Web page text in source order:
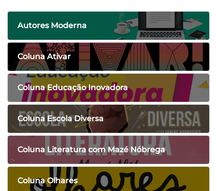
Autores Moderna
Coluna Ativar
Coluna Educação Inovadora
Coluna Escola Diversa
Coluna Literatura com Mazé Nóbrega
Coluna Olhares